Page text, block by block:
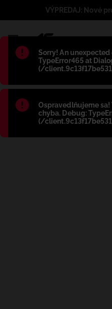
Błąd:
Sorry! An
TypeError465 at
(/
Błąd:
Ospravedlňujeme
chyba. Debug:
(/
VÝPREDAJ: Nové